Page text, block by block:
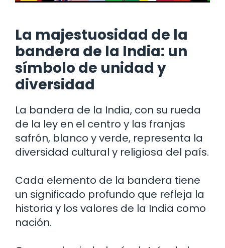
La majestuosidad de la
bandera de la India: un
símbolo de unidad y
diversidad
La bandera de la India, con su rueda
de la ley en el centro y las franjas
safrón, blanco y verde, representa la
diversidad cultural y religiosa del país.
Cada elemento de la bandera tiene
un significado profundo que refleja la
historia y los valores de la India como
nación.